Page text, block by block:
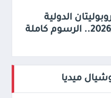
الدولية
ميديا